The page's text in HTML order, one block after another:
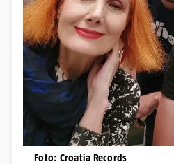
Foto: Croatia Records